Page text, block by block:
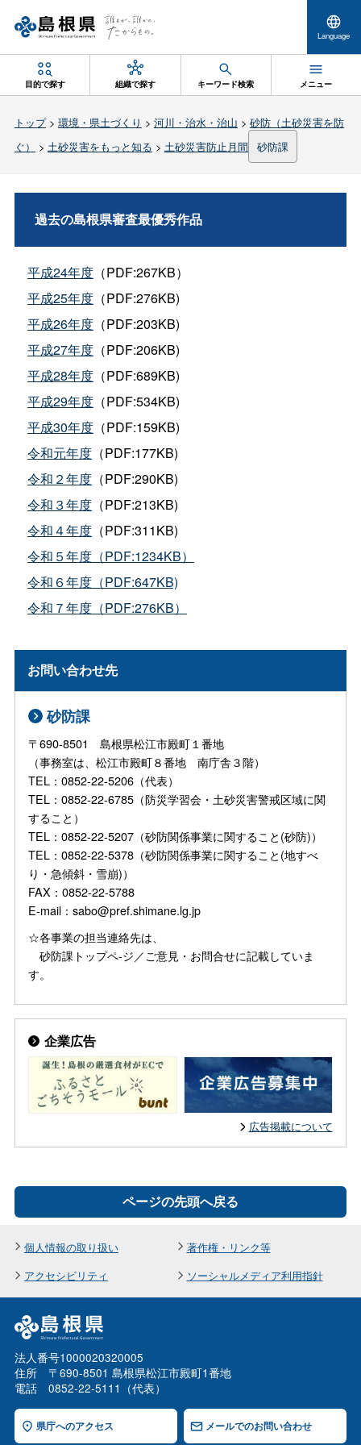
Language
目的で探す 組織で探す キーワード検索 メニュー
トップ> 環境・県土づくり > 河川・治水・治山 > 砂防（土砂災害を防
ぐ）
> 土砂災害をもっと知る > 土砂災害防止月間 砂防課
過去の島根県審査最優秀作品
平成24年度（PDF:267KB）
平成25年度（PDF:276KB)
平成26年度（PDF:203KB)
平成27年度（PDF:206KB)
平成28年度（PDF:689KB)
平成29年度（PDF:534KB)
平成30年度（PDF:159KB)
令和元年度（PDF:177KB)
令和２年度（PDF:290KB)
令和３年度（PDF:213KB)
令和４年度（PDF:311KB)
令和５年度（PDF:1234KB）
令和６年度（PDF:647KB)
令和７年度（PDF:276KB）
お問い合わせ先
砂防課
〒690-8501 島根県松江市殿町１番地
（事務室は、松江市殿町８番地 南庁舎３階）
TEL：0852-22-5206（代表）
TEL：0852-22-6785（防災学習会・土砂災害警戒区域に関
すること）
TEL：0852-22-5207（砂防関係事業に関すること(砂防)）
TEL：0852-22-5378（砂防関係事業に関すること(地すべ
り・急傾斜・雪崩)）
FAX：0852-22-5788
E-mail：sabo@pref.shimane.lg.jp
☆各事業の担当連絡先は、
砂防課トップペ-ジ／ご意見・お問合せに記載していま
す。
企業広告
広告掲載について
ページの先頭へ戻る
個人情報の取り扱い
著作権・リンク等
アクセシビリティ
ソーシャルメディア利用指針
法人番号1000020320005
住所 〒690-8501 島根県松江市殿町1番地
電話 0852-22-5111（代表）
県庁へのアクセス メールでのお問い合わせ